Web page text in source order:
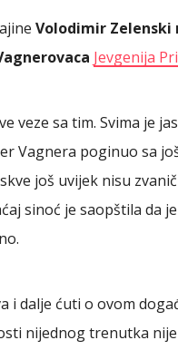
Volodimir Zelenski
Jevgenija
veze sa tim. Svima je
Vagnera poginuo sa
još uvijek nisu
sinoć je saopštila da je
i dalje ćuti o ovom
nijednog trenutka